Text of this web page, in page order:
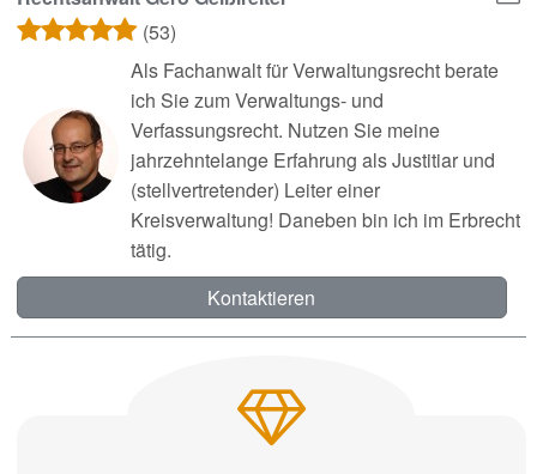
(53)
Als Fachanwalt für Verwaltungsrecht berate
ich Sie zum Verwaltungs- und
Verfassungsrecht. Nutzen Sie meine
jahrzehntelange Erfahrung als Justitiar und
(stellvertretender) Leiter einer
Kreisverwaltung! Daneben bin ich im Erbrecht
tätig.
Kontaktieren